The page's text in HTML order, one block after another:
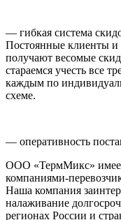
— гибкая система
Постоянные клиенты и
получают весомые
стараемся учесть все
каждым по
схеме.
— оперативность
ООО «ТермМикс»
компаниями-
Наша компания
налаживание
регионах России и